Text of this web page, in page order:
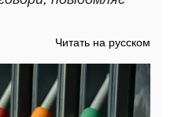
Читать на русском